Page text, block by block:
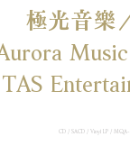
極光音樂
TAS
CD / SACD / Vinyl LP /